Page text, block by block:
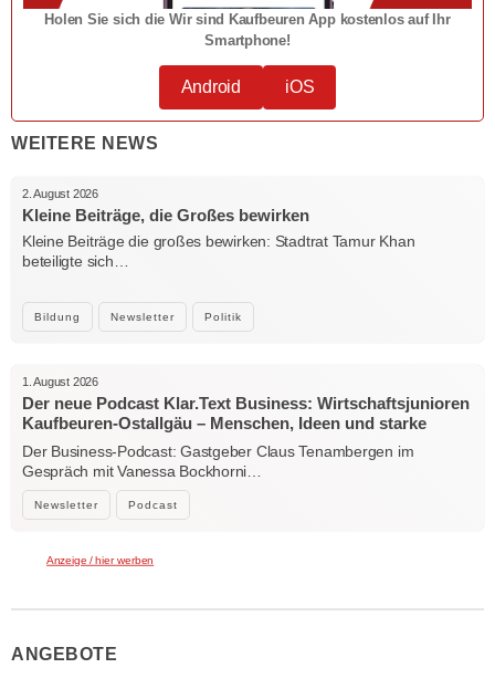
Holen Sie sich die Wir sind Kaufbeuren App kostenlos auf Ihr
Smartphone!
Android iOS
WEITERE NEWS
Bildung Newsletter Politik
2. August 2026
Kleine Beiträge, die Großes bewirken
Kleine Beiträge die großes bewirken: Stadtrat Tamur Khan
beteiligte sich…
Newsletter Podcast
1. August 2026
Der neue Podcast Klar.Text Business: Wirtschaftsjunioren
Kaufbeuren-Ostallgäu – Menschen, Ideen und starke
Verbindungen
Der Business-Podcast: Gastgeber Claus Tenambergen im
Gespräch mit Vanessa Bockhorni…
Anzeige / hier werben
ANGEBOTE